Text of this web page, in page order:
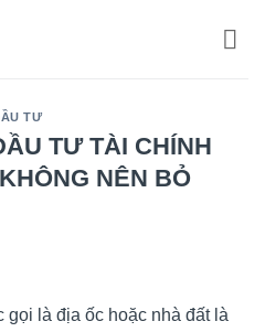
TƯ
TƯ TÀI CHÍNH
NÊN BỎ
là địa ốc hoặc nhà đất là